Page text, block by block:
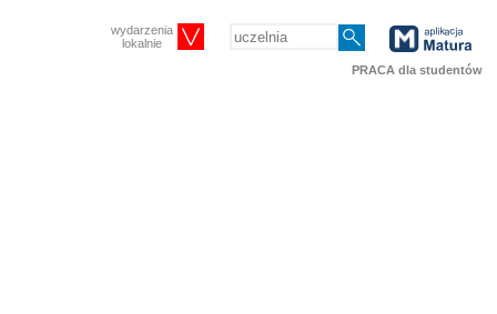
wydarzenia
lokalnie
PRACA dla studentów